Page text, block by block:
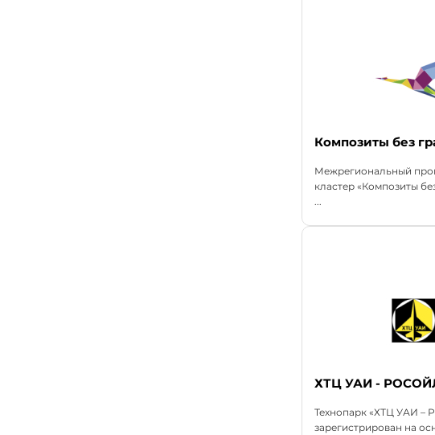
Композиты без
Межрегиональный
кластер «Композиты
...
ХТЦ УАИ -
Технопарк «ХТЦ УАИ –
зарегистрирован на